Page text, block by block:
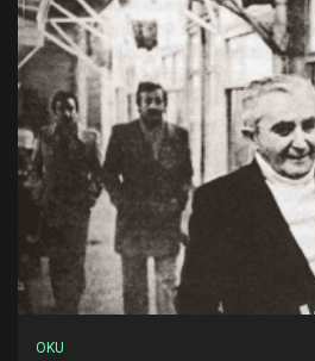
OKU